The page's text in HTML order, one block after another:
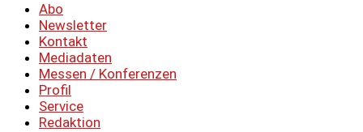
Abo
Newsletter
Kontakt
Mediadaten
Messen / Konferenzen
Profil
Service
Redaktion